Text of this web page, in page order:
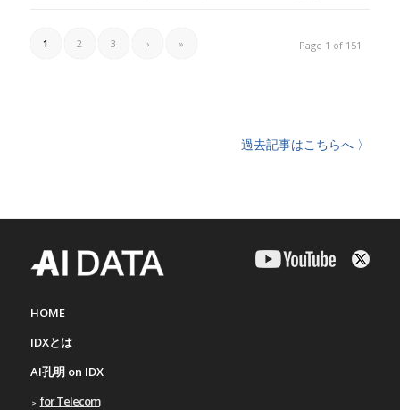
Page 1 of 151
1 2 3 › »
過去記事はこちらへ 〉
HOME
IDXとは
AI孔明 on IDX
for Telecom